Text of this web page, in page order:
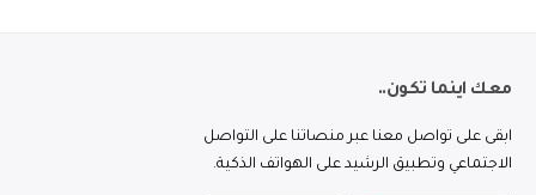
معك اينما تكون..
ابقى على تواصل معنا عبر منصاتنا على التواصل
الاجتماعي وتطبيق الرشيد على الهواتف الذكية.